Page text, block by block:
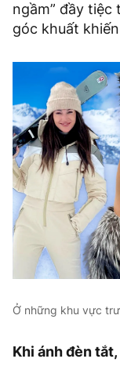
ngầm” đầy tiệc
góc khuất
Ở những khu vực
Khi ánh đèn